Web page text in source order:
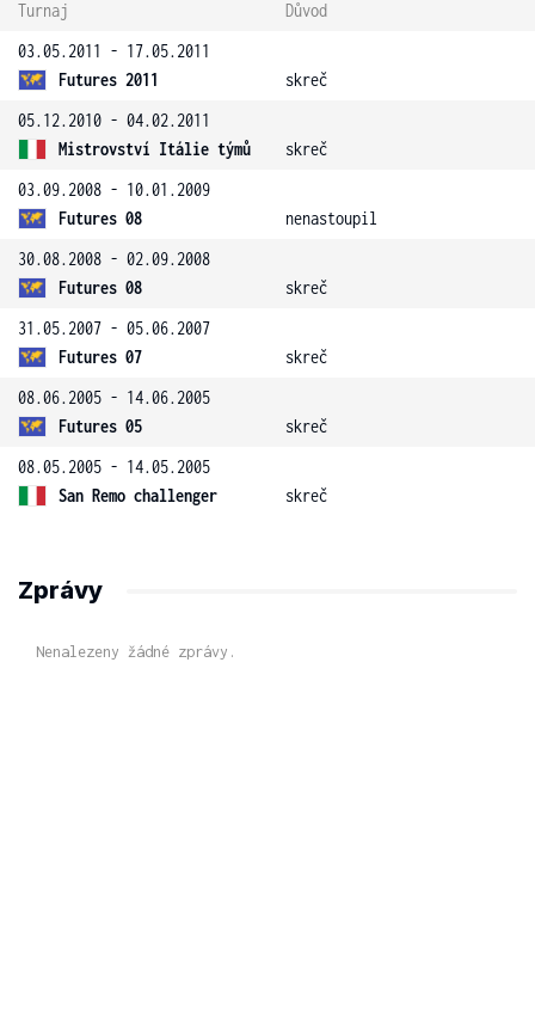
Turnaj
Důvod
03.05.2011 - 17.05.2011
Futures 2011
skreč
05.12.2010 - 04.02.2011
Mistrovství Itálie týmů
skreč
03.09.2008 - 10.01.2009
Futures 08
nenastoupil
30.08.2008 - 02.09.2008
Futures 08
skreč
31.05.2007 - 05.06.2007
Futures 07
skreč
08.06.2005 - 14.06.2005
Futures 05
skreč
08.05.2005 - 14.05.2005
San Remo challenger
skreč
Zprávy
Nenalezeny žádné zprávy.